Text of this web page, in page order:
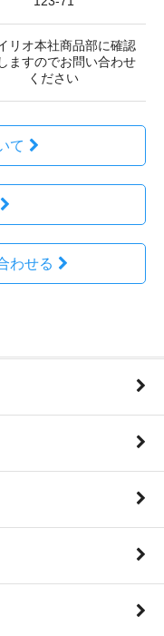
リオ本社商品部に確認
ますのでお問い合わせ
ください
て
わせる